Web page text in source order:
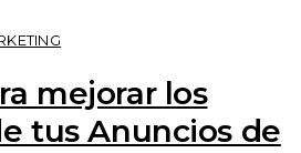
mejorar los
tus Anuncios de